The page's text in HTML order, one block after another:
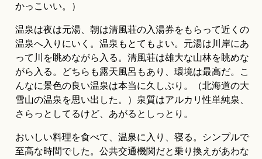
かっこいい。）
温泉は夜は元湯、朝は清風荘の入湯券をもらって近くの
温泉へ入りにいく。温泉もとてもよい。元湯は川岸にあ
って川を眺めながら入る。清風荘は雄大な山林を眺めな
がら入る。どちらも露天風呂もあり、環境は最高だ。こ
んなに景色の良い温泉は本当に久しぶり。（北海道の大
雪山の温泉を思い出した。）泉質はアルカリ性単純泉、
さらっとしてるけど、あがるとしっとり。
おいしい料理を食べて、温泉に入り、寝る。シンプルで
至高な時間でした。公共交通機関だと乗り換えがあわな